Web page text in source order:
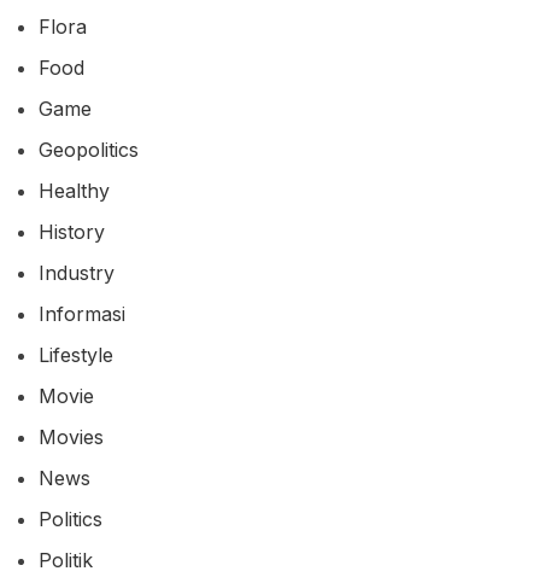
Flora
Food
Game
Geopolitics
Healthy
History
Industry
Informasi
Lifestyle
Movie
Movies
News
Politics
Politik